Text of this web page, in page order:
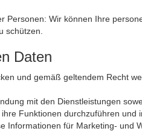
Personen: Wir können Ihre
schützen.
Daten
und gemäß geltendem Recht
mit den Dienstleistungen
Funktionen durchzuführen
für Marketing- und